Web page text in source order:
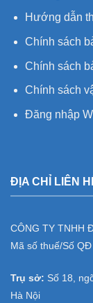
Hướng dẫn
Chính sách
Chính sách
Chính sách
Đăng nhập
ĐỊA CHỈ LIÊN
CÔNG TY TNHH
Mã số thuế/Số
Trụ sở: Số 18,
Hà Nội